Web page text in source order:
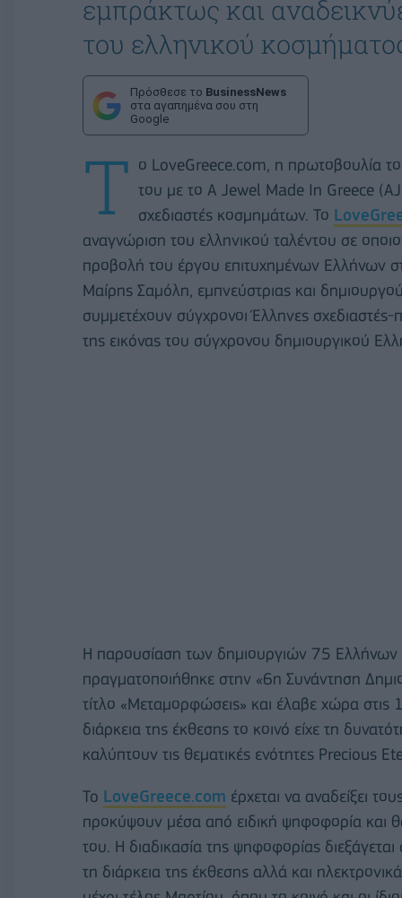
εμπράκτως και
του ελληνικού
Πρόσθεσε το BusinessNews
στα αγαπημένα σου στη
Google
Τ ο LoveGreece.com, η πρωτοβουλία
του με το Α Jewel Made In Greece
σχεδιαστές κοσμημάτων. Το
αναγνώριση του ελληνικού ταλέντου σε
προβολή του έργου επιτυχημένων Ελλήνων
Μαίρης Σαμόλη, εμπνεύστριας και
συμμετέχουν σύγχρονοι Έλληνες
της εικόνας του σύγχρονου δημιουργικού
Η παρουσίαση των δημιουργιών 75 Ελλήνων
πραγματοποιήθηκε στην «6η Συνάντηση
τίτλο «Μεταμορφώσεις» και έλαβε χώρα
διάρκεια της έκθεσης το κοινό είχε τη
καλύπτουν τις θεματικές ενότητες Precious
To LoveGreece.com έρχεται να αναδείξει
προκύψουν μέσα από ειδική ψηφοφορία και
του. Η διαδικασία της ψηφοφορίας
τη διάρκεια της έκθεσης αλλά και